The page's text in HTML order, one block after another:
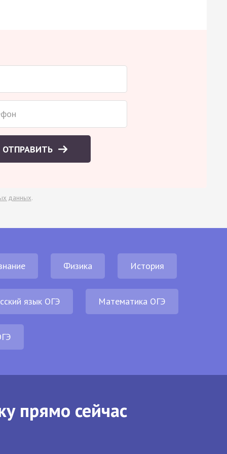
ОТПРАВИТЬ
данных.
Физика История
язык ОГЭ Математика ОГЭ
прямо сейчас